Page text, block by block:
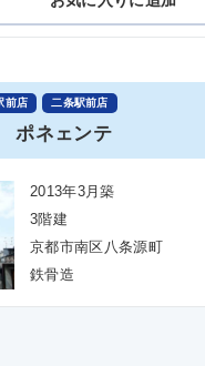
前店 二条駅前店
ポネェンテ
2013年3月築
3階建
京都市南区八条源町
鉄骨造